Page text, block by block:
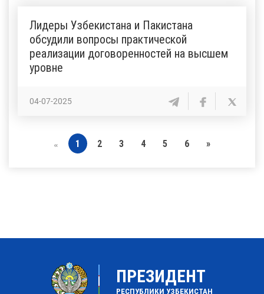
Лидеры Узбекистана и Пакистана
обсудили вопросы практической
реализации договоренностей на высшем
уровне
04-07-2025
« 1 2 3 4 5 6 »
ПРЕЗИДЕНТ
РЕСПУБЛИКИ УЗБЕКИСТАН